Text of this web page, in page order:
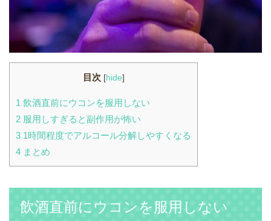
目次 [hide]
1 飲酒直前にウコンを服用しない
2 服用しすぎると副作用が怖い
3 1時間程度でアルコール分解しやすくなる
4 まとめ
飲酒直前にウコンを服用しない